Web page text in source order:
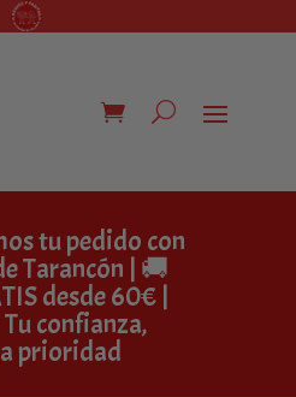
tu pedido con
Tarancón | 🚚
desde 60€ |
Tu confianza,
prioridad